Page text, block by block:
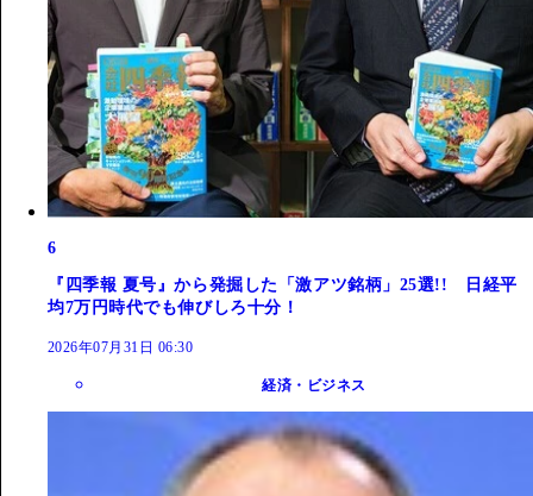
6
『四季報 夏号』から発掘した「激アツ銘柄」25選!! 日経平
均7万円時代でも伸びしろ十分！
2026年07月31日 06:30
経済・ビジネス